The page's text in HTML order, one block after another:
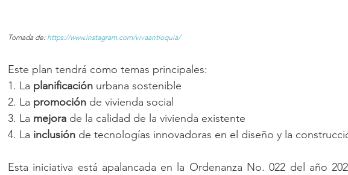
Tomada de: https://www.instagram.com/vivaantioquia/
Este plan tendrá como temas principales:
1. La planificación urbana sostenible
2. La promoción de vivienda social
3. La mejora de la calidad de la vivienda existente
4. La inclusión de tecnologías innovadoras en el diseño y la
Esta iniciativa está apalancada en la Ordenanza No. 022 del año